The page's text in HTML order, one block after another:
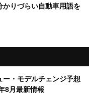
かりづらい自動車用語を
ー・モデルチェンジ予想
8月最新情報